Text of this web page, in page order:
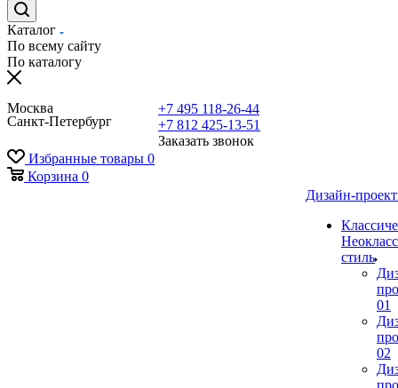
Каталог
По всему сайту
По каталогу
Москва
Санкт-Петербург
+7 495 118-26-44
+7 812 425-13-51
Заказать звонок
Избранные товары 0
Корзина 0
Дизайн-
стиль
01
02